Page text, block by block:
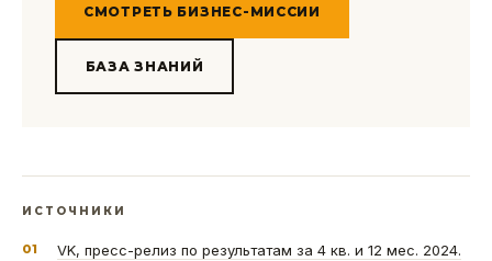
СМОТРЕТЬ БИЗНЕС-МИССИИ
БАЗА ЗНАНИЙ
ИСТОЧНИКИ
01 VK, пресс-релиз по результатам за 4 кв. и 12 мес. 2024.